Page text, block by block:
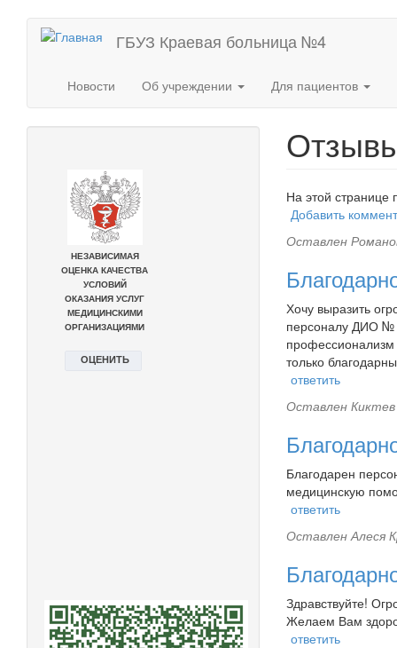
Перейти
содержанию
ГБУЗ Краевая больница №4
Новости Об учреждении Для пациентов
На этой странице
Добавить
Оставлен
Хочу выразить
персоналу ДИО №
только
ответить
Оставлен
Благодарен
медицинскую
ответить
ОставленАлеся
Здравствуйте!
Желаем Вам
ответить